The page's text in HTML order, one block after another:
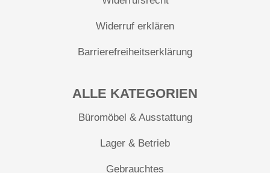
Widerruf erklären
Barrierefreiheitserklärung
ALLE KATEGORIEN
Büromöbel & Ausstattung
Lager & Betrieb
Gebrauchtes